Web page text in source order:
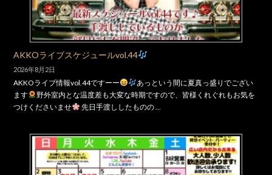
AKKOライブスケジュールvol.44
2026年8月2日
AKKOライブ情報vol.44ですーー
あっという間に夏真っ盛りでござい
ます
野外室内とな温度差も大変な時期ですので、皆様くれぐれもお気を
つけくださいませ
先日手渡ししたものの …